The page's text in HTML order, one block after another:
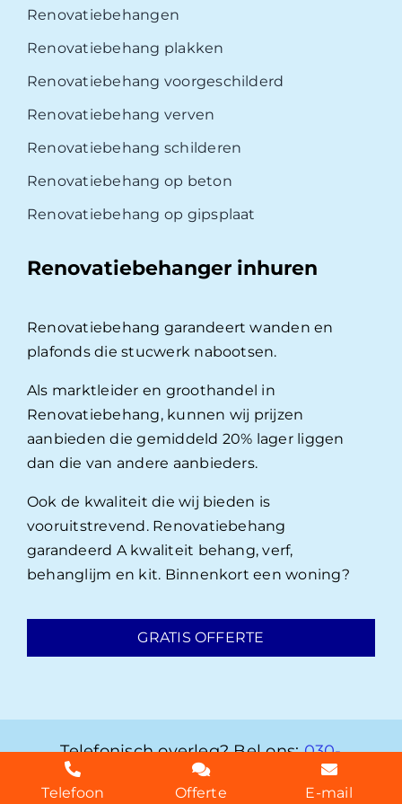
Renovatiebehangen
Renovatiebehang plakken
Renovatiebehang voorgeschilderd
Renovatiebehang verven
Renovatiebehang schilderen
Renovatiebehang op beton
Renovatiebehang op gipsplaat
Renovatiebehanger inhuren
Renovatiebehang garandeert wanden en
plafonds die stucwerk nabootsen.
Als marktleider en groothandel in
Renovatiebehang, kunnen wij prijzen
aanbieden die gemiddeld 20% lager liggen
dan die van andere aanbieders.
Ook de kwaliteit die wij bieden is
vooruitstrevend. Renovatiebehang
garandeerd A kwaliteit behang, verf,
behanglijm en kit. Binnenkort een woning?
GRATIS OFFERTE
Telefonisch overleg? Bel ons:030-
2072303
Telefoon Offerte E-mail